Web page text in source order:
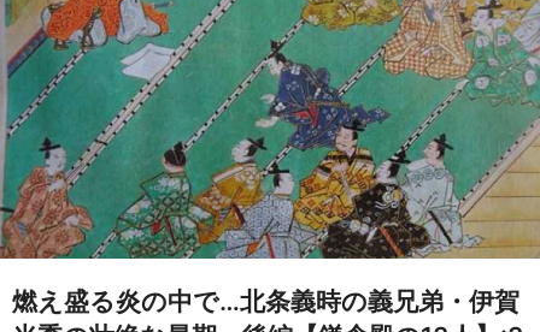
燃え盛る炎の中で…北条義時の義兄弟・伊賀